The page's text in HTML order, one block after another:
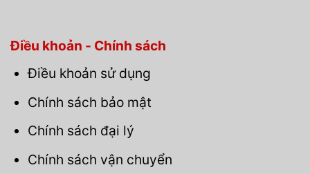
Điều khoản - Chính sách
Điều khoản sử dụng
Chính sách bảo mật
Chính sách đại lý
Chính sách vận chuyển